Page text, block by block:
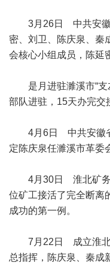
3月26日 中共安徽
密、刘卫、陈庆泉、秦
会核心小组成员，陈延
是月进驻濉溪市“支
部队进驻，15天办完交
4月6日 中共安徽省
定陈庆泉任濉溪市革委
4月30日 淮北矿务
位矿工接活了完全断离
成功的第一例。
7月22日 成立淮北
总指挥，陈庆泉、秦成